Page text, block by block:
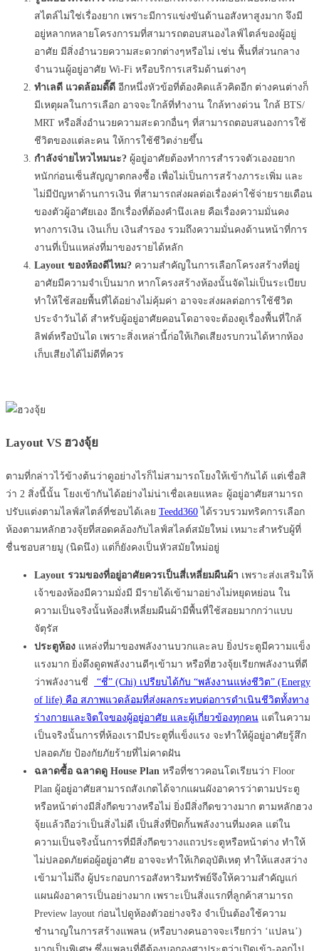
สไตล์ไม่ใช่เรื่องยาก เพราะมีการแข่งขันด้านอสังหาสูงมาก จึงมี
อยู่หลากหลายโครงการมที่สามารถตอบสนองไลฟ์ไตล์ของผู้อยู่
อาศัย มีสิ่งอำนวยความสะดวกต่างๆหรือไม่ เช่น พื้นที่ส่วนกลาง
จำนวนผู้อยู่อาศัย Wi-Fi หรือบริการเสริมด้านต่างๆ
ทำเลดี แวดล้อมดี๊ดี อีกหนึ่งหัวข้อที่ต้องคิดแล้วคิดอีก ต่างคนต่างก็
มีเหตุผลในการเลือก อาจจะใกล้ที่ทำงาน ใกล้ทางด่วน ใกล้ BTS/
MRT หรือสิ่งอำนวยความสะดวกอื่นๆ ที่สามารถตอบสนองการใช้
ชีวิตของแต่ละคน ให้การใช้ชีวิตง่ายขึ้น
กำลังจ่ายไหวไหมนะ? ผู้อยู่อาศัยต้องทำการสำรวจตัวเองอยาก
หนักก่อนเซ็นสัญญาตกลงซื้อ เพื่อไม่เป็นการสร้างภาระเพิ่ม และ
ไม่มีปัญหาด้านการเงิน ที่สามารถส่งผลต่อเรื่องค่าใช้จ่ายรายเดือน
ของตัวผู้อาศัยเอง อีกเรื่องที่ต้องคำนึงเลย คือเรื่องความมั่นคง
ทางการเงิน เงินเก็บ เงินสำรอง รวมถึงความมั่นคงด้านหน้าที่การ
งานที่เป็นแหล่งที่มาของรายได้หลัก
Layout ของห้องดีไหม? ความสำคัญในการเลือกโครงสร้างที่อยู่
อาศัยมีความจำเป็นมาก หากโครงสร้างห้องนั้นจัดไม่เป็นระเบียบ
ทำให้ใช้สอยพื้นที่ได้อย่างไม่คุ้มค่า อาจจะส่งผลต่อการใช้ชีวิต
ประจำวันได้ สำหรับผู้อยู่อาศัยคอนโดอาจจะต้องดูเรื่องพื้นที่ใกล้
ลิฟต์หรือบันได เพราะสิ่งเหล่านี้ก่อให้เกิดเสียงรบกวนได้หากห้อง
เก็บเสียงได้ไม่ดีที่ควร
Layout VS ฮวงจุ้ย
ตามที่กล่าวไว้ข้างต้นว่าดูอย่างไรก็ไม่สามารถโยงให้เข้ากันได้ แต่เชื่อสิ
ว่า 2 สิ่งนี้นั้น โยงเข้ากันได้อย่างไม่น่าเชื่อเลยแหละ ผู้อยู่อาศัยสามารถ
ปรับแต่งตามไลฟ์สไตล์ที่ชอบได้เลย Teedd360 ได้รวบรวมทริคการเลือก
ห้องตามหลักฮวงจุ้ยที่สอดคล้องกับไลฟ์สไลต์สมัยใหม่ เหมาะสำหรับผู้ที่
ชื่นชอบสายมู (นิดนึง) แต่ก็ยังคงเป็นหัวสมัยใหม่อยู่
Layout รวมของที่อยู่อาศัยควรเป็นสี่เหลี่ยมผืนผ้า เพราะส่งเสริมให้
เจ้าของห้องมีความมั่งมี มีรายได้เข้ามาอย่างไม่หยุดหย่อน ใน
ความเป็นจริงนั้นห้องสี่เหลี่ยมผืนผ้ามีพื้นที่ใช้สอยมากกว่าแบบ
จัตุรัส
ประตูห้อง แหล่งที่มาของพลังงานบวกและลบ ยิ่งประตูมีความแข็ง
แรงมาก ยิ่งดึงดูดพลังงานดีๆเข้ามา หรือที่ฮวงจุ้ยเรียกพลังงานที่ดี
ว่าพลังงานชี่
“ชี่” (Chi) เปรียบได้กับ “พลังงานแห่งชีวิต” (Energy
of life) คือ สภาพแวดล้อมที่ส่งผลกระทบต่อการดำเนินชีวิตทั้งทาง
ร่างกายและจิตใจของผู้อยู่อาศัย และผู้เกี่ยวข้องทุกคน แต่ในความ
เป็นจริงนั้นการที่ห้องเรามีประตูที่แข็งแรง จะทำให้ผู้อยู่อาศัยรู้สึก
ปลอดภัย ป้องกัยภัยร้ายที่ไม่คาดฝัน
ฉลาดซื้อ ฉลาดดู House Plan หรือที่ชาวคอนโดเรียนว่า Floor
Plan ผู้อยู่อาศัยสามารถสังเกตได้จากแผนผังอาคารว่าตามประตู
หรือหน้าต่างมีสิ่งกีดขวางหรือไม่ ยิ่งมีสิ่งกีดขวางมาก ตามหลักฮวง
จุ้ยแล้วถือว่าเป็นสิ่งไม่ดี เป็นสิ่งที่ปิดกั้นพลังงานที่มงคล แต่ใน
ความเป็นจริงนั้นการที่มีสิ่งกีดขวางแถวประตูหรือหน้าต่าง ทำให้
ไม่ปลอดภัยต่อผู้อยู่อาศัย อาจจะทำให้เกิดอุบัติเหตุ ทำให้แสงสว่าง
เข้ามาไม่ถึง ผู้ประกอบการอสังหาริมทรัพย์จึงให้ความสำคัญแก่
แผนผังอาคารเป็นอย่างมาก เพราะเป็นสิ่งแรกที่ลูกค้าสามารถ
Preview layout ก่อนไปดูห้องตัวอย่างจริง จำเป็นต้องใช้ความ
ชำนาญในการสร้างแพลน (หรือบางคนอาจจะเรียกว่า ‘แปลน’)